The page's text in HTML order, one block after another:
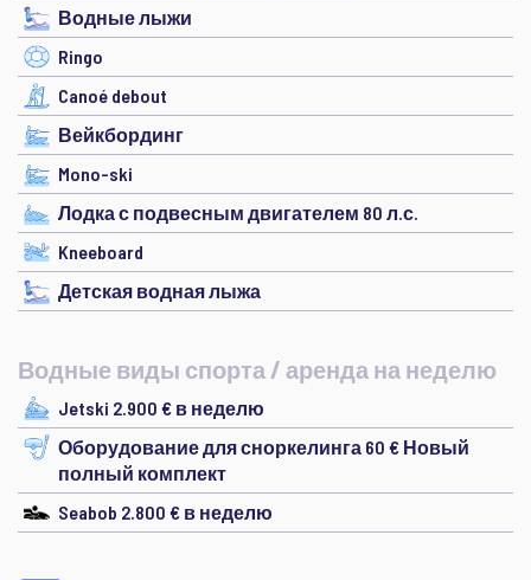
Водные лыжи
Ringo
Canoé debout
Вейкбординг
Mono-ski
Лодка с подвесным двигателем 80 л.с.
Kneeboard
Детская водная лыжа
Водные виды спорта / аренда на неделю
Jetski 2.900 € в неделю
Оборудование для сноркелинга 60 € Новый
полный комплект
Seabob 2.800 € в неделю